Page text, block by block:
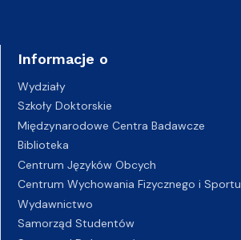
Informacje o
Wydziały
Szkoły Doktorskie
Międzynarodowe Centra Badawcze
Biblioteka
Centrum Języków Obcych
Centrum Wychowania Fizycznego i Sportu
Wydawnictwo
Samorząd Studentów